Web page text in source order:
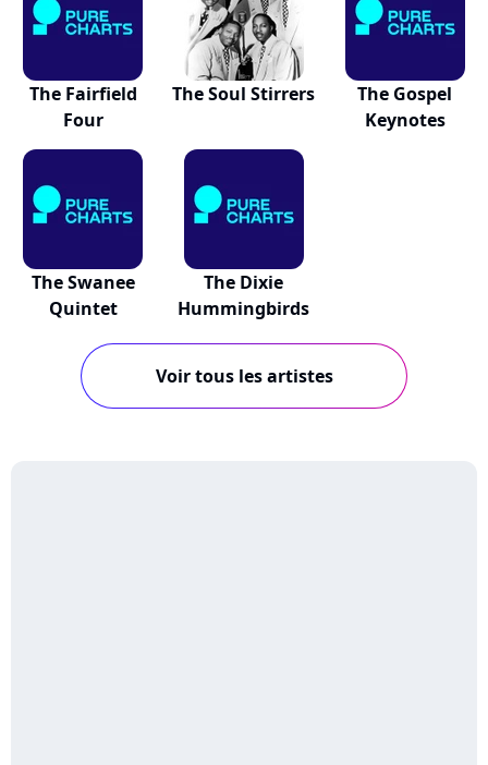
The Fairfield
Four
The Soul Stirrers
The Gospel
Keynotes
The Swanee
Quintet
The Dixie
Hummingbirds
Voir tous les artistes